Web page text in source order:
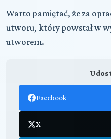
Warto pamiętać, że za
utworu, który powstał w
utworem.
Facebook
X